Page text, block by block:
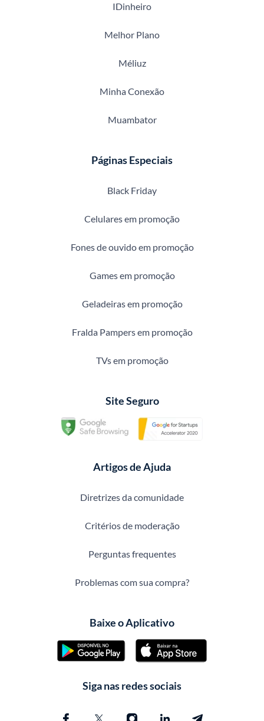
IDinheiro
Melhor Plano
Méliuz
Minha Conexão
Muambator
Páginas Especiais
Black Friday
Celulares em promoção
Fones de ouvido em promoção
Games em promoção
Geladeiras em promoção
Fralda Pampers em promoção
TVs em promoção
Site Seguro
Artigos de Ajuda
Diretrizes da comunidade
Critérios de moderação
Perguntas frequentes
Problemas com sua compra?
Baixe o Aplicativo
Siga nas redes sociais